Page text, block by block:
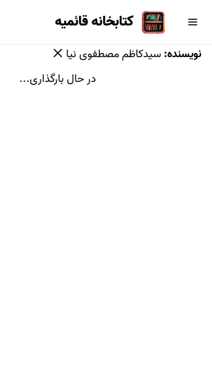
کتابخانه قائمیه
نویسنده:سیدكاظم مصطفوی نیا
در حال بارگذاری...